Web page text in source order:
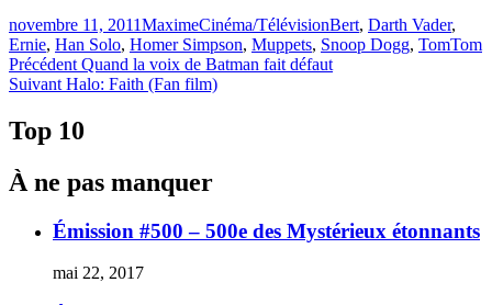
Publié
le
novembre 11, 2011MaximeCatégories
Cinéma/TélévisionÉtiquettes
Bert, Darth Vader,
Ernie, Han Solo, Homer Simpson, Muppets, Snoop Dogg, TomTom
Navigation
de
l'article
Précédent Article
précédent :
Quand la voix de Batman fait défaut
Suivant Article
Halo: Faith (Fan film)
Top 10
À ne pas manquer
Émission #500 – 500e des Mystérieux étonnants
mai 22, 2017